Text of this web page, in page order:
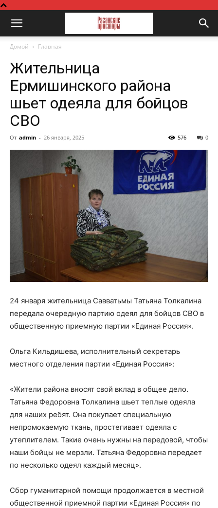
Домой Главная
Жительница
Ермишинского района
шьет одеяла для бойцов
СВО
От admin - 26 января, 2025 0
576
24 января жительница Савватьмы Татьяна Толкалина
передала очередную партию одеял для бойцов СВО в
общественную приемную партии «Единая Россия».
Ольга Кильдишева, исполнительный секретарь
местного отделения партии «Единая Россия»:
«Жители района вносят свой вклад в общее дело.
Татьяна Федоровна Толкалина шьет теплые одеяла
для наших ребят. Она покупает специальную
непромокаемую ткань, простегивает одеяла с
утеплителем. Такие очень нужны на передовой, чтобы
наши бойцы не мерзли. Татьяна Федоровна передает
по несколько одеял каждый месяц».
Сбор гуманитарной помощи продолжается в местной
общественной приемной партии «Единая Россия» по